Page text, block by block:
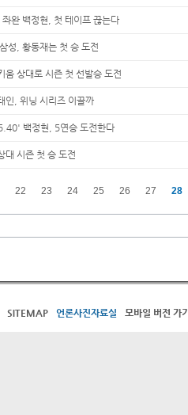
좌완 백정현, 첫 테이프 끊는다
성, 황동재는 첫 승 도전
상대로 시즌 첫 선발승 도전
인, 위닝 시리즈 이끌까
백정현, 5연승 도전한다
대 시즌 첫 승 도전
22 23 24 25 26 27 28
SITEMAP 언론사진자료실 모바일 버전 가기